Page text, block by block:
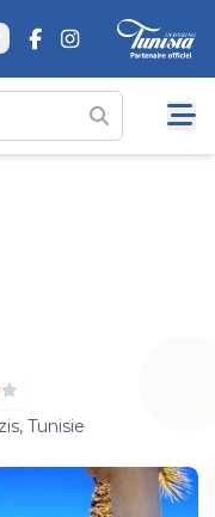
Tunisie